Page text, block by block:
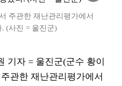
주관한 재난관리평가에서
(사진 = 울진군)
기자 = 울진군(군수 황이
관한 재난관리평가에서